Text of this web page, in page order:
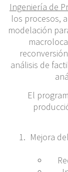
Ingeniería de
los procesos,
modelación
análisis de
El
Mejora